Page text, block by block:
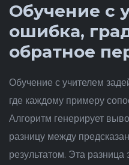
Обучение с
ошибка,
обратное
Обучение с учителем
где каждому примеру
Алгоритм генерирует
разницу между
результатом. Эта